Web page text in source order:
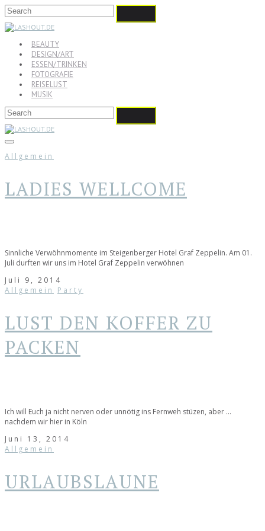
BEAUTY
DESIGN/ART
ESSEN/TRINKEN
FOTOGRAFIE
REISELUST
MUSIK
Allgemein
LADIES WELLCOME
Sinnliche Verwöhnmomente im Steigenberger Hotel Graf Zeppelin. Am 01.
Juli durften wir uns im Hotel Graf Zeppelin verwöhnen
Juli 9, 2014
Allgemein
Party
LUST DEN KOFFER ZU
PACKEN
Ich will Euch ja nicht nerven oder unnötig ins Fernweh stüzen, aber …
nachdem wir hier in Köln
Juni 13, 2014
Allgemein
URLAUBSLAUNE